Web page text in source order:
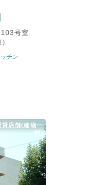
号室
チン
貸店舗(建物一
部)